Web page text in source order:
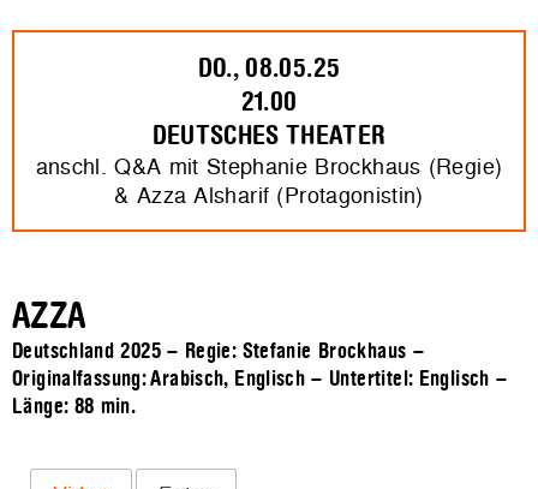
DO., 08.05.25
21.00
DEUTSCHES THEATER
anschl. Q&A mit Stephanie Brockhaus (Regie)
& Azza Alsharif (Protagonistin)
AZZA
Deutschland 2025 – Regie: Stefanie Brockhaus –
Originalfassung: Arabisch, Englisch – Untertitel: Englisch –
Länge: 88 min.